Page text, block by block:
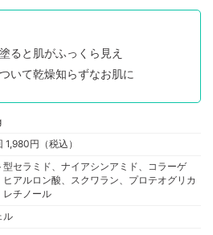
クエン酸Na、フェノキシエタノール、オレ
ると肌がふっくら見え
いて乾燥知らずなお肌に
1,980円（税込）
型セラミド、ナイアシンアミド、コラーゲ
ヒアルロン酸、スクワラン、プロテオグリカ
レチノール
ル